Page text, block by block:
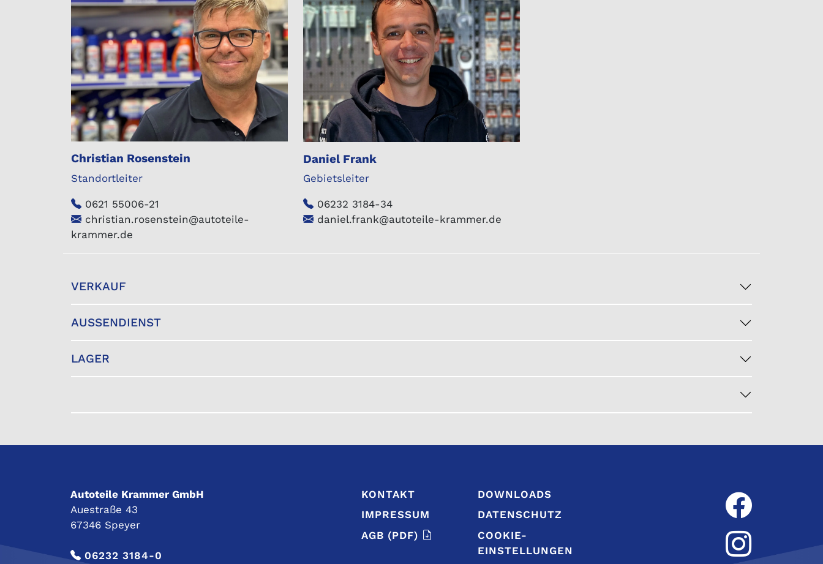
Christian Rosenstein
Standortleiter
0621 55006-21
christian.rosenstein@autoteile-
krammer.de
Daniel Frank
Gebietsleiter
06232 3184-34
daniel.frank@autoteile-krammer.de
VERKAUF
AUSSENDIENST
LAGER
Autoteile Krammer GmbH
Auestraße 43
67346 Speyer
06232 3184-0
KONTAKT
IMPRESSUM
AGB (PDF)
DOWNLOADS
DATENSCHUTZ
COOKIE-
EINSTELLUNGEN